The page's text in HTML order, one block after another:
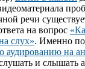
речи
на вопрос
слух». Именно
аудированию на
и слышать